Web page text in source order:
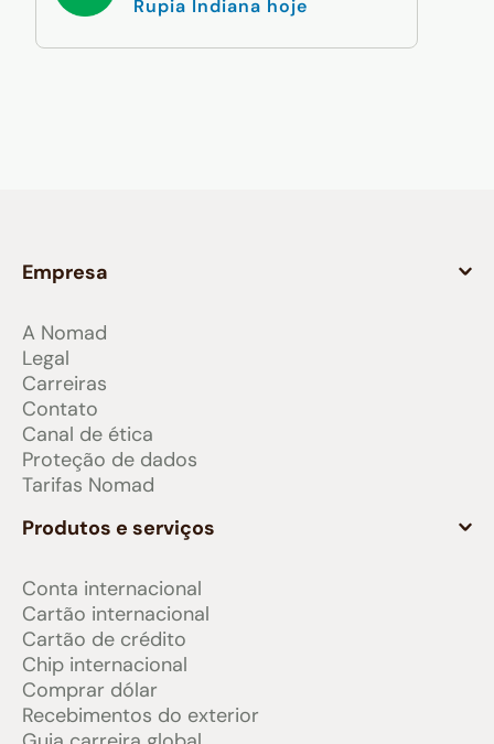
Rupia Indiana hoje
Empresa
A Nomad
Legal
Carreiras
Contato
Canal de ética
Proteção de dados
Tarifas Nomad
Produtos e serviços
Conta internacional
Cartão internacional
Cartão de crédito
Chip internacional
Comprar dólar
Recebimentos do exterior